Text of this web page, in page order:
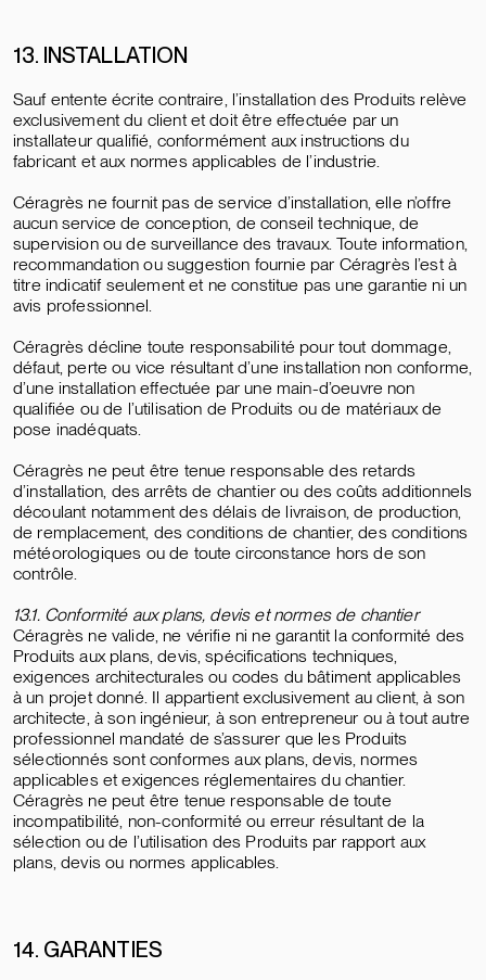
13. INSTALLATION
Sauf entente écrite contraire, l’installation des Produits relève
exclusivement du client et doit être effectuée par un
installateur qualifié, conformément aux instructions du
fabricant et aux normes applicables de l’industrie.
Céragrès ne fournit pas de service d’installation, elle n’offre
aucun service de conception, de conseil technique, de
supervision ou de surveillance des travaux. Toute information,
recommandation ou suggestion fournie par Céragrès l’est à
titre indicatif seulement et ne constitue pas une garantie ni un
avis professionnel.
Céragrès décline toute responsabilité pour tout dommage,
défaut, perte ou vice résultant d’une installation non conforme,
d’une installation effectuée par une main-d’oeuvre non
qualifiée ou de l’utilisation de Produits ou de matériaux de
pose inadéquats.
Céragrès ne peut être tenue responsable des retards
d’installation, des arrêts de chantier ou des coûts additionnels
découlant notamment des délais de livraison, de production,
de remplacement, des conditions de chantier, des conditions
météorologiques ou de toute circonstance hors de son
contrôle.
13.1. Conformité aux plans, devis et normes de chantier
Céragrès ne valide, ne vérifie ni ne garantit la conformité des
Produits aux plans, devis, spécifications techniques,
exigences architecturales ou codes du bâtiment applicables
à un projet donné. Il appartient exclusivement au client, à son
architecte, à son ingénieur, à son entrepreneur ou à tout autre
professionnel mandaté de s’assurer que les Produits
sélectionnés sont conformes aux plans, devis, normes
applicables et exigences réglementaires du chantier.
Céragrès ne peut être tenue responsable de toute
incompatibilité, non-conformité ou erreur résultant de la
sélection ou de l’utilisation des Produits par rapport aux
plans, devis ou normes applicables.
14. GARANTIES